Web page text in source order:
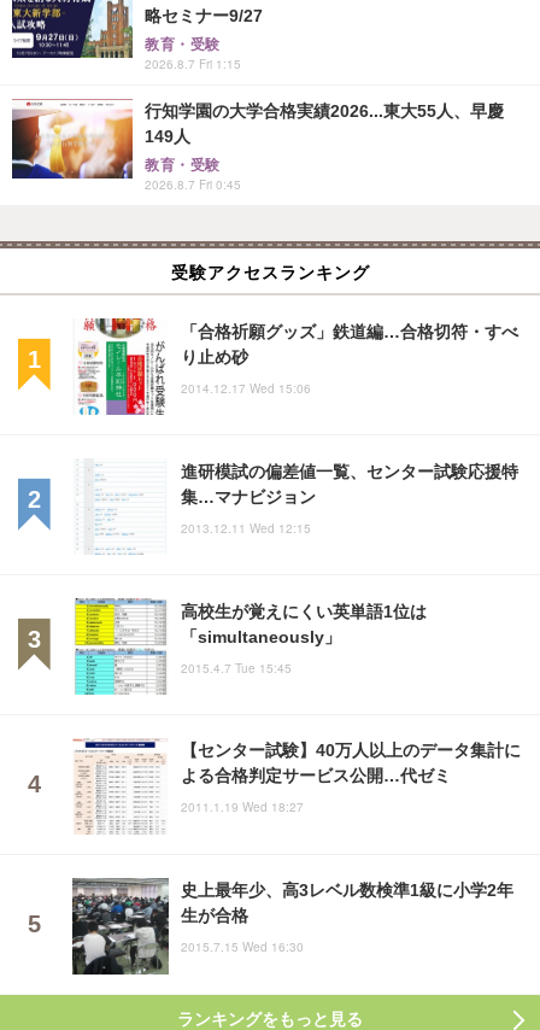
略セミナー9/27
教育・受験
2026.8.7 Fri 1:15
行知学園の大学合格実績2026...東大55人、早慶
149人
教育・受験
2026.8.7 Fri 0:45
受験アクセスランキング
「合格祈願グッズ」鉄道編…合格切符・すべ
り止め砂
2014.12.17 Wed 15:06
進研模試の偏差値一覧、センター試験応援特
集…マナビジョン
2013.12.11 Wed 12:15
高校生が覚えにくい英単語1位は
「simultaneously」
2015.4.7 Tue 15:45
【センター試験】40万人以上のデータ集計に
よる合格判定サービス公開…代ゼミ
2011.1.19 Wed 18:27
史上最年少、高3レベル数検準1級に小学2年
生が合格
2015.7.15 Wed 16:30
ランキングをもっと見る